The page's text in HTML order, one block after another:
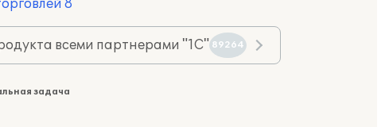
8
всеми партнерами "1С" 89264
задача